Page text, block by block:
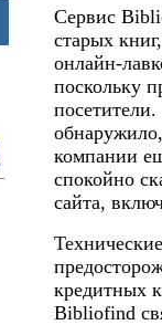
Сервис
старых
онлайн-
поскольку
компании
спокойно
сайта,
кредитных
Bibliofind